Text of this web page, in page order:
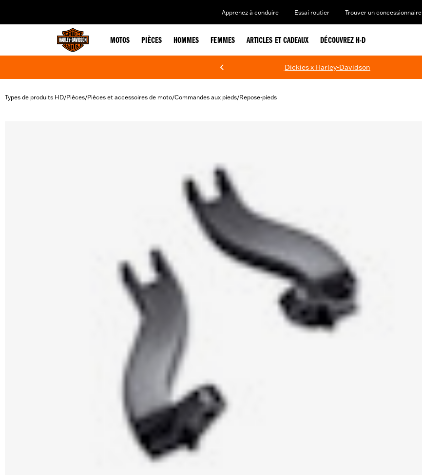
Apprenez à conduire Essai routier Trouver un concessionnaire
MOTOS PIÈCES HOMMES FEMMES ARTICLES ET CADEAUX DÉCOUVREZ H-D
Dickies x Harley-Davidson
Types de produits HD/Pièces/Pièces et accessoires de moto/Commandes aux pieds/Repose-pieds